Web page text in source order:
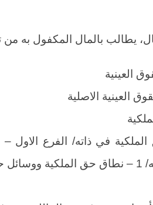
يطالب بالمال المكفول به من
العينية
العينية الاصلية
في ذاته/ الفرع الاول